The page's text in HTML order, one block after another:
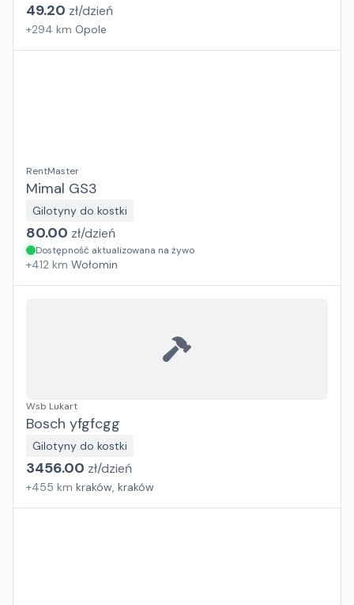
49.20 zł/dzień
+294 km Opole
RentMaster
Mimal GS3
Gilotyny do kostki
80.00 zł/dzień
Dostępność aktualizowana na żywo
+412 km Wołomin
Wsb Lukart
Bosch yfgfcgg
Gilotyny do kostki
3456.00 zł/dzień
+455 km kraków, kraków